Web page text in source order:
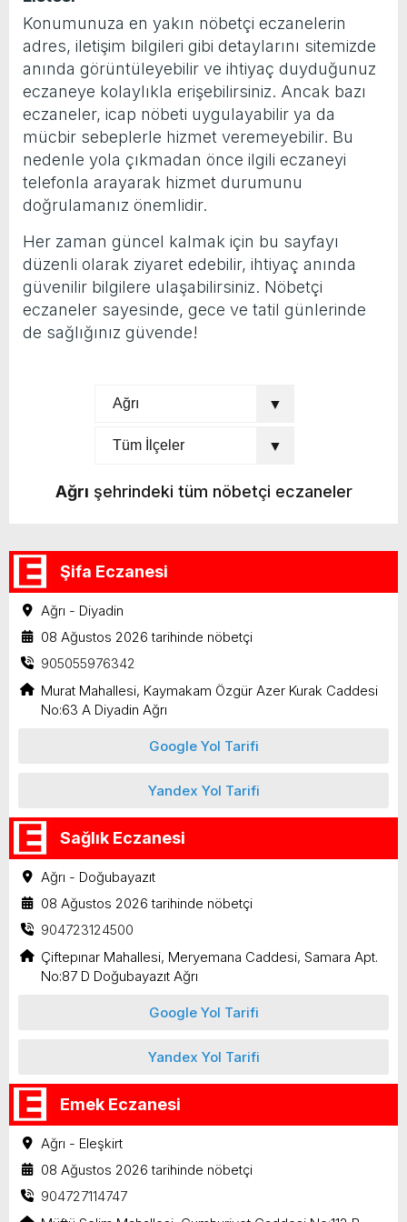
Konumunuza en yakın nöbetçi eczanelerin
adres, iletişim bilgileri gibi detaylarını sitemizde
anında görüntüleyebilir ve ihtiyaç duyduğunuz
eczaneye kolaylıkla erişebilirsiniz. Ancak bazı
eczaneler, icap nöbeti uygulayabilir ya da
mücbir sebeplerle hizmet veremeyebilir. Bu
nedenle yola çıkmadan önce ilgili eczaneyi
telefonla arayarak hizmet durumunu
doğrulamanız önemlidir.
Her zaman güncel kalmak için bu sayfayı
düzenli olarak ziyaret edebilir, ihtiyaç anında
güvenilir bilgilere ulaşabilirsiniz. Nöbetçi
eczaneler sayesinde, gece ve tatil günlerinde
de sağlığınız güvende!
Ağrı şehrindeki tüm nöbetçi eczaneler
Şifa Eczanesi
Ağrı - Diyadin
08 Ağustos 2026 tarihinde nöbetçi
905055976342
Murat Mahallesi, Kaymakam Özgür Azer Kurak Caddesi
No:63 A Diyadin Ağrı
Google Yol Tarifi
Yandex Yol Tarifi
Sağlık Eczanesi
Ağrı - Doğubayazıt
08 Ağustos 2026 tarihinde nöbetçi
904723124500
Çiftepınar Mahallesi, Meryemana Caddesi, Samara Apt.
No:87 D Doğubayazıt Ağrı
Google Yol Tarifi
Yandex Yol Tarifi
Emek Eczanesi
Ağrı - Eleşkirt
08 Ağustos 2026 tarihinde nöbetçi
904727114747